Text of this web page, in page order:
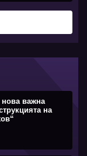
важна
на